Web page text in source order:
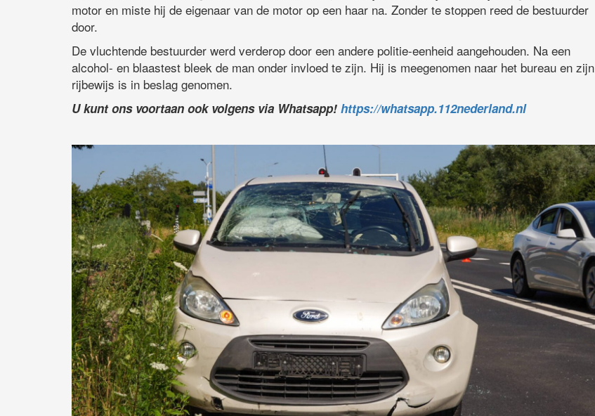
motor en miste hij de eigenaar van de motor op een haar na. Zonder te stoppen reed de bestuurder
door.
De vluchtende bestuurder werd verderop door een andere politie-eenheid aangehouden. Na een
alcohol- en blaastest bleek de man onder invloed te zijn. Hij is meegenomen naar het bureau en zijn
rijbewijs is in beslag genomen.
U kunt ons voortaan ook volgens via Whatsapp! https://whatsapp.112nederland.nl